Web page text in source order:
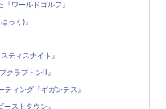
ワールドゴルフ』
っく)』
ティスナイト』
クラプトンII』
ィング『ギガンテス』
ストタウン』